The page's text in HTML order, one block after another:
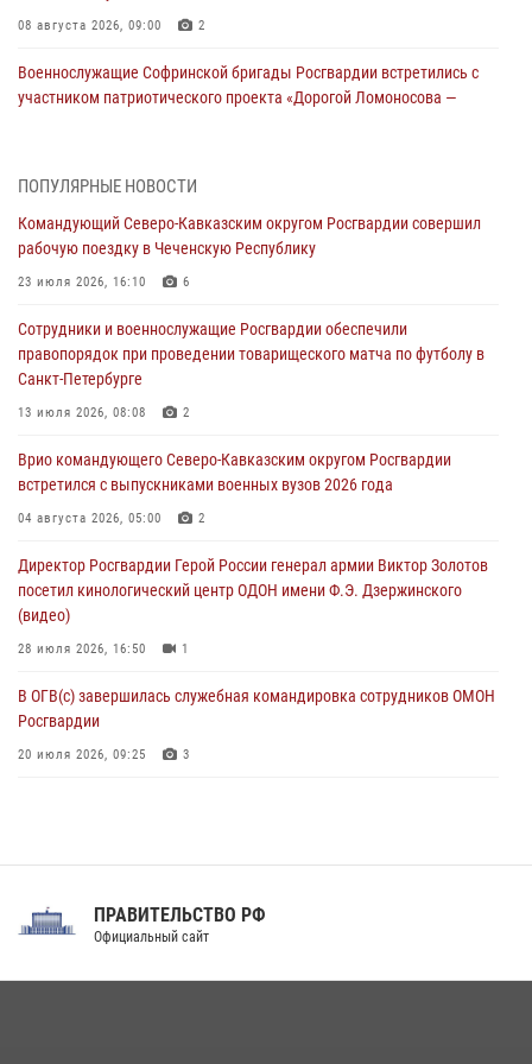
08 августа 2026, 09:00 2
Военнослужащие Софринской бригады Росгвардии встретились с
участником патриотического проекта «Дорогой Ломоносова —
Кузбассе
08 августа 2026, 07:00
настольному теннису ко Дню физкультурника
08 августа 2026, 07:00
ОМОН «Ойрат» Управления Росгвардии по Республике Калмыкия
08 августа 2026, 07:00
В Москве росгвардейцы оказали помощь медикам и девушке с
08 августа 2026, 06:32 1
ПОПУЛЯРНЫЕ НОВОСТИ
Командующий Северо-Кавказским округом Росгвардии совершил
рабочую поездку в Чеченскую Республику
23 июля 2026, 16:10 6
Сотрудники и военнослужащие Росгвардии обеспечили
правопорядок при проведении товарищеского матча по футболу в
Санкт-Петербурге
13 июля 2026, 08:08 2
Врио командующего Северо-Кавказским округом Росгвардии
встретился с выпускниками военных вузов 2026 года
04 августа 2026, 05:00 2
Директор Росгвардии Герой России генерал армии Виктор Золотов
посетил кинологический центр ОДОН имени Ф.Э. Дзержинского
(видео)
28 июля 2026, 16:50 1
В ОГВ(с) завершилась служебная командировка сотрудников ОМОН
Росгвардии
20 июля 2026, 09:25 3
Праздник «Один день с Росгвардией» к 105-летию Центрального
ПРАВИТЕЛЬСТВО РФ
Официальный сайт